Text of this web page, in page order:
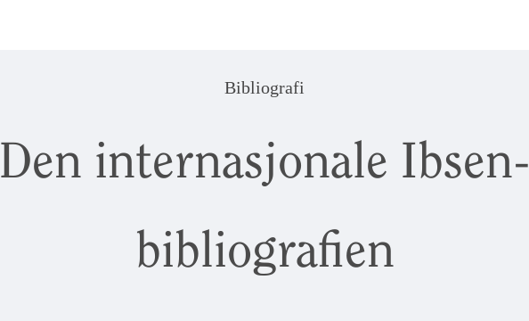
Bibliografi
Den internasjonale Ibsen-
bibliografien